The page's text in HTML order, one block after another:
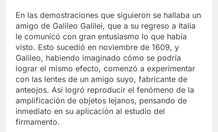
En las demostraciones que siguieron se hallaba un
amigo de Galileo Galilei, que a su regreso a Italia
le comunicó con gran entusiasmo lo que había
visto. Esto sucedió en noviembre de 1609, y
Galileo, habiendo imaginado cómo se podría
lograr el mismo efecto, comenzó a experimentar
con las lentes de un amigo suyo, fabricante de
anteojos. Así logró reproducir el fenómeno de la
amplificación de objetos lejanos, pensando de
inmediato en su aplicación al estudio del
firmamento.